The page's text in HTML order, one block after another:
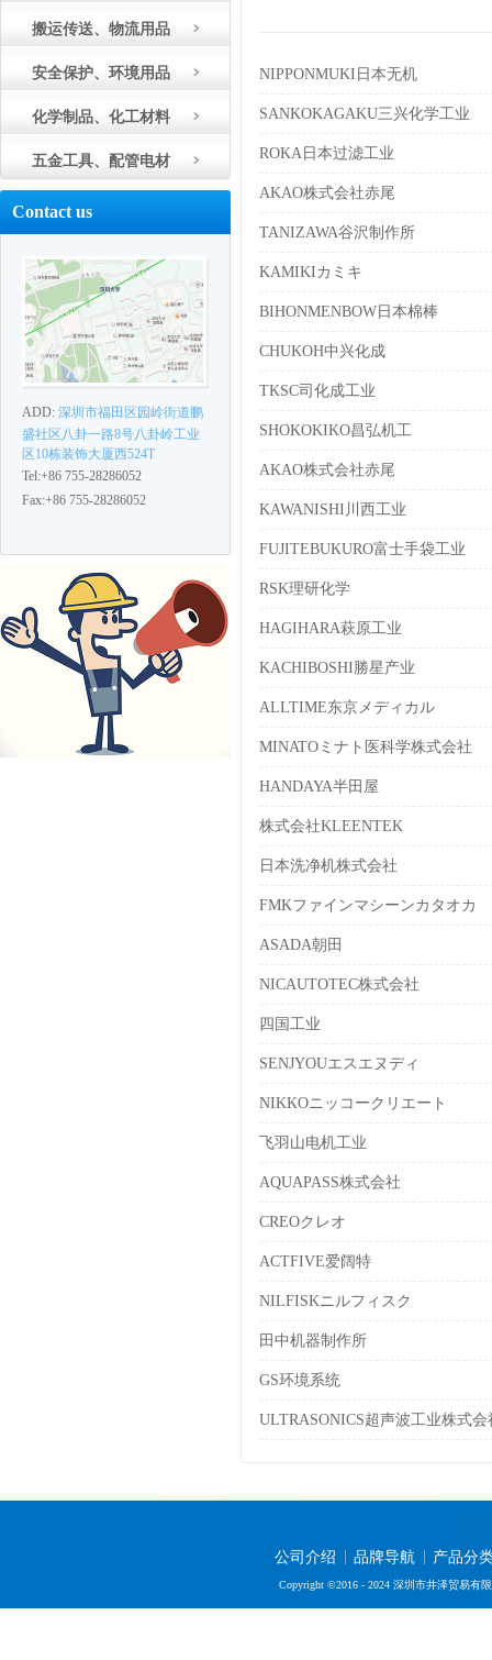
搬运传送、物流用品
安全保护、环境用品
化学制品、化工材料
五金工具、配管电材
Contact us
ADD: 深圳市福田区园岭街道鹏
盛社区八卦一路8号八卦岭工业
区10栋装饰大厦西524T
Tel:+86 755-28286052
Fax:+86 755-28286052
NIPPONMUKI日本无机
SANKOKAGAKU三兴化学工业
ROKA日本过滤工业
AKAO株式会社赤尾
TANIZAWA谷沢制作所
KAMIKIカミキ
BIHONMENBOW日本棉棒
CHUKOH中兴化成
TKSC司化成工业
SHOKOKIKO昌弘机工
AKAO株式会社赤尾
KAWANISHI川西工业
FUJITEBUKURO富士手袋工业
RSK理研化学
HAGIHARA萩原工业
KACHIBOSHI勝星产业
ALLTIME东京メディカル
MINATOミナト医科学株式会社
HANDAYA半田屋
株式会社KLEENTEK
日本洗净机株式会社
FMKファインマシーンカタオカ
ASADA朝田
NICAUTOTEC株式会社
四国工业
SENJYOUエスエヌディ
NIKKOニッコークリエート
飞羽山电机工业
AQUAPASS株式会社
CREOクレオ
ACTFIVE爱阔特
NILFISKニルフィスク
田中机器制作所
GS环境系统
ULTRASONICS超声波工业株式会
公司介绍 品牌导航 产品分
Copyright ©2016 - 2024 深圳市井泽贸易有